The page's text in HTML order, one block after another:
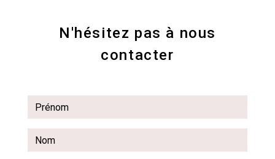
N'hésitez pas à nous
contacter